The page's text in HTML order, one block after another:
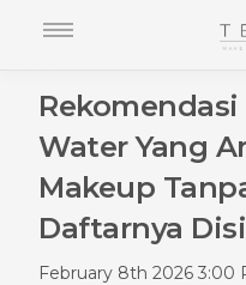
Water Yang
Makeup
Daftarnya
February 8th 2026 3:00